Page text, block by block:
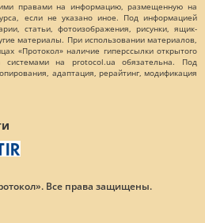
правами на информацию, размещенную на
если не указано иное. Под информацией
статьи, фотоизображения, рисунки, ящик-
материалы. При использовании материалов,
«Протокол» наличие гиперссылки открытого
системами на protocol.ua обязательна. Под
адаптация, рерайтинг, модификация
Все права защищены.